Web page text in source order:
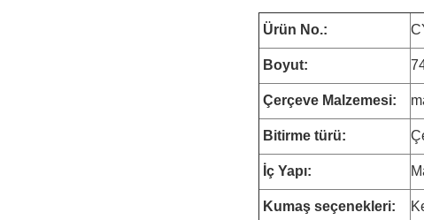
Ürün No.:
Boyut:
Çerçeve Malzemesi:
Bitirme türü:
İç Yapı:
Kumaş seçenekleri: